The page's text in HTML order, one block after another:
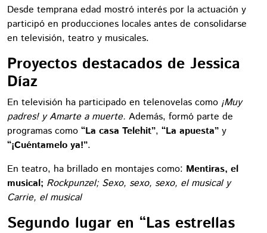
Desde temprana edad mostró interés por la actuación y
participó en producciones locales antes de consolidarse
en televisión, teatro y musicales.
Proyectos destacados de Jessica
Díaz
En televisión ha participado en telenovelas como ¡Muy
padres! y Amarte a muerte. Además, formó parte de
programas como “La casa Telehit”, “La apuesta” y
“¡Cuéntamelo ya!”.
En teatro, ha brillado en montajes como: Mentiras, el
musical; Rockpunzel; Sexo, sexo, sexo, el musical y
Carrie, el musical
Segundo lugar en “Las estrellas